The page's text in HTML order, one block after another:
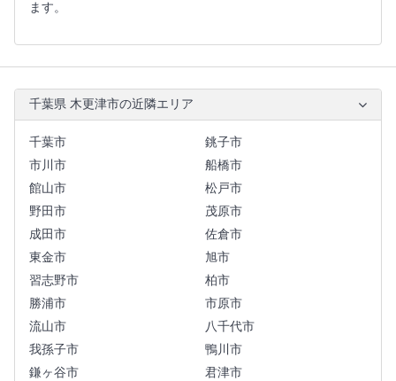
ます。
千葉県 木更津市の近隣エリア
千葉市
銚子市
市川市
船橋市
館山市
松戸市
野田市
茂原市
成田市
佐倉市
東金市
旭市
習志野市
柏市
勝浦市
市原市
流山市
八千代市
我孫子市
鴨川市
鎌ヶ谷市
君津市